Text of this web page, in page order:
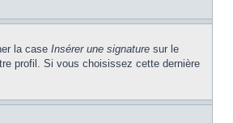
la case Insérer une signature sur le
profil. Si vous choisissez cette dernière